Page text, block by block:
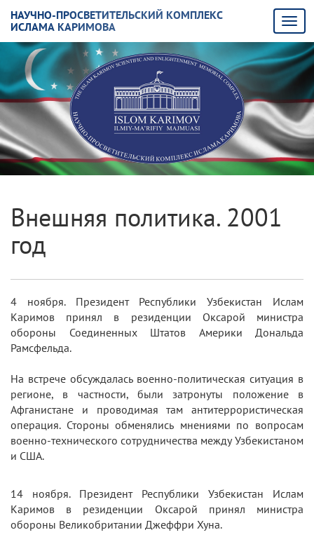
НАУЧНО-ПРОСВЕТИТЕЛЬСКИЙ КОМПЛЕКС
ИСЛАМА КАРИМОВА
Внешняя политика. 2001
год
4 ноября. Президент Республики Узбекистан Ислам
Каримов принял в резиденции Оксарой министра
обороны Соединенных Штатов Америки Дональда
Рамсфельда.
На встрече обсуждалась военно-политическая ситуация в
регионе, в частности, были затронуты положение в
Афганистане и проводимая там антитеррористическая
операция. Стороны обменялись мнениями по вопросам
военно-технического сотрудничества между Узбекистаном
и США.
14 ноября. Президент Республики Узбекистан Ислам
Каримов в резиденции Оксарой принял министра
обороны Великобритании Джеффри Хуна.